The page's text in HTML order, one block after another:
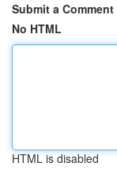
Submit a Comment
No HTML
HTML is disabled